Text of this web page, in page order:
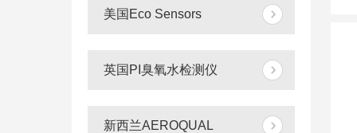
美国Eco Sensors
英国PI臭氧水检测仪
新西兰AEROQUAL